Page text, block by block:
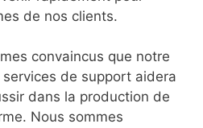
de nos clients.
convaincus que notre
de support aidera
dans la production de
Nous sommes